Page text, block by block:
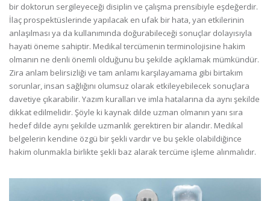
bir doktorun sergileyeceği disiplin ve çalışma prensibiyle eşdeğerdir.
İlaç prospektüslerinde yapılacak en ufak bir hata, yan etkilerinin
anlaşılması ya da kullanımında doğurabileceği sonuçlar dolayısıyla
hayati öneme sahiptir. Medikal tercümenin terminolojisine hakim
olmanın ne denli önemli olduğunu bu şekilde açıklamak mümkündür.
Zira anlam belirsizliği ve tam anlamı karşılayamama gibi birtakım
sorunlar, insan sağlığını olumsuz olarak etkileyebilecek sonuçlara
davetiye çıkarabilir. Yazım kuralları ve imla hatalarına da aynı şekilde
dikkat edilmelidir. Şöyle ki kaynak dilde uzman olmanın yanı sıra
hedef dilde aynı şekilde uzmanlık gerektiren bir alandır. Medikal
belgelerin kendine özgü bir şekli vardır ve bu şekle olabildiğince
hakim olunmakla birlikte şekli baz alarak tercüme işleme alınmalıdır.